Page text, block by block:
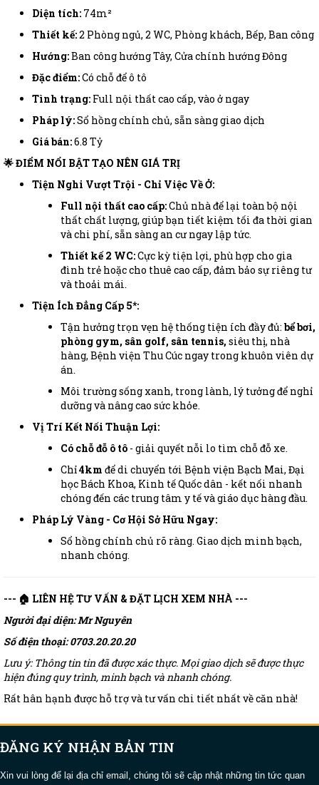
Diện tích: 74m²
Thiết kế:2 Phòng ngủ, 2 WC, Phòng khách, Bếp, Ban công
Hướng:Ban công hướng Tây, Cửa chính hướng Đông
Đặc điểm:Có chỗ để ô tô
Tình trạng: Full nội thất cao cấp, vào ở ngay
Pháp lý:Sổ hồng chính chủ, sẵn sàng giao dịch
Giá bán:6.8 Tỷ
🌟 ĐIỂM NỔI BẬT TẠO NÊN GIÁ TRỊ
Tiện Nghi Vượt Trội - Chỉ Việc Về Ở:
Full nội thất cao cấp:Chủ nhà để lại toàn bộ nội
thất chất lượng, giúp bạn tiết kiệm tối đa thời gian
và chi phí, sẵn sàng an cư ngay lập tức.
Thiết kế 2 WC:Cực kỳ tiện lợi, phù hợp cho gia
đình trẻ hoặc cho thuê cao cấp, đảm bảo sự riêng tư
và thoải mái.
Tiện Ích Đẳng Cấp 5*:
Tận hưởng trọn vẹn hệ thống tiện ích đầy đủ: bể bơi,
phòng gym, sân golf, sân tennis, siêu thị, nhà
hàng, Bệnh viện Thu Cúc ngay trong khuôn viên dự
án.
Môi trường sống xanh, trong lành, lý tưởng để nghỉ
dưỡng và nâng cao sức khỏe.
Vị Trí Kết Nối Thuận Lợi:
Có chỗ đỗ ô tô - giải quyết nỗi lo tìm chỗ đỗ xe.
Chỉ4km để di chuyển tới Bệnh viện Bạch Mai, Đại
học Bách Khoa, Kinh tế Quốc dân - kết nối nhanh
chóng đến các trung tâm y tế và giáo dục hàng đầu.
Pháp Lý Vàng - Cơ Hội Sở Hữu Ngay:
Sổ hồng chính chủ rõ ràng. Giao dịch minh bạch,
nhanh chóng.
--- 🏠 LIÊN HỆ TƯ VẤN & ĐẶT LỊCH XEM NHÀ ---
Người đại diện: Mr Nguyên
Số điện thoại: 0703.20.20.20
Lưu ý: Thông tin tin đã được xác thực. Mọi giao dịch sẽ được thực
hiện đúng quy trình, minh bạch và nhanh chóng.
Rất hân hạnh được hỗ trợ và tư vấn chi tiết nhất về căn nhà!
ĐĂNG KÝ NHẬN BẢN TIN
Xin vui lòng để lại địa chỉ email, chúng tôi sẽ cập nhật những tin tức quan